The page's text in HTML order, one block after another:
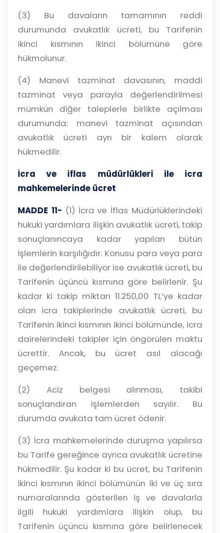
(3) Bu davaların tamamının reddi
durumunda avukatlık ücreti, bu Tarifenin
ikinci kısmının ikinci bölümüne göre
hükmolunur.
(4) Manevi tazminat davasının, maddi
tazminat veya parayla değerlendirilmesi
mümkün diğer taleplerle birlikte açılması
durumunda; manevi tazminat açısından
avukatlık ücreti ayrı bir kalem olarak
hükmedilir.
İcra ve iflas müdürlükleri ile icra
mahkemelerinde ücret
MADDE 11- (1) İcra ve İflas Müdürlüklerindeki
hukuki yardımlara ilişkin avukatlık ücreti, takip
sonuçlanıncaya kadar yapılan bütün
işlemlerin karşılığıdır. Konusu para veya para
ile değerlendirilebiliyor ise avukatlık ücreti, bu
Tarifenin üçüncü kısmına göre belirlenir. Şu
kadar ki takip miktarı 11.250,00 TL’ye kadar
olan icra takiplerinde avukatlık ücreti, bu
Tarifenin ikinci kısmının ikinci bölümünde, icra
dairelerindeki takipler için öngörülen maktu
ücrettir. Ancak, bu ücret asıl alacağı
geçemez.
(2) Aciz belgesi alınması, takibi
sonuçlandıran işlemlerden sayılır. Bu
durumda avukata tam ücret ödenir.
(3) İcra mahkemelerinde duruşma yapılırsa
bu Tarife gereğince ayrıca avukatlık ücretine
hükmedilir. Şu kadar ki bu ücret, bu Tarifenin
ikinci kısmının ikinci bölümünün iki ve üç sıra
numaralarında gösterilen iş ve davalarla
ilgili hukuki yardımlara ilişkin olup, bu
Tarifenin üçüncü kısmına göre belirlenecek